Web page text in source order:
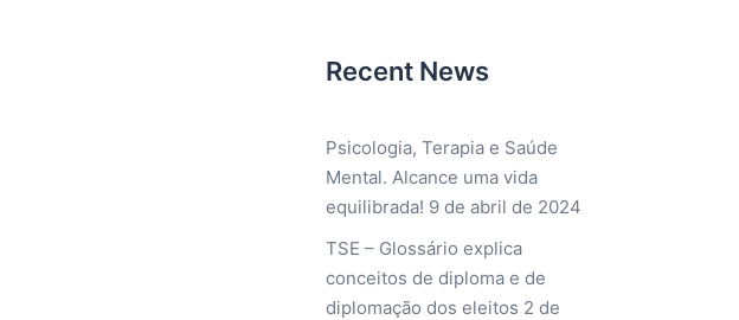
Recent News
Psicologia, Terapia e Saúde
Mental. Alcance uma vida
equilibrada! 9 de abril de 2024
TSE – Glossário explica
conceitos de diploma e de
diplomação dos eleitos 2 de